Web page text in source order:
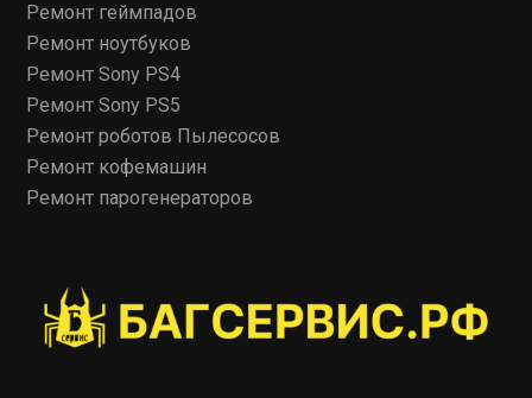
Ремонт геймпадов
Ремонт ноутбуков
Ремонт Sony PS4
Ремонт Sony PS5
Ремонт роботов Пылесосов
Ремонт кофемашин
Ремонт парогенераторов